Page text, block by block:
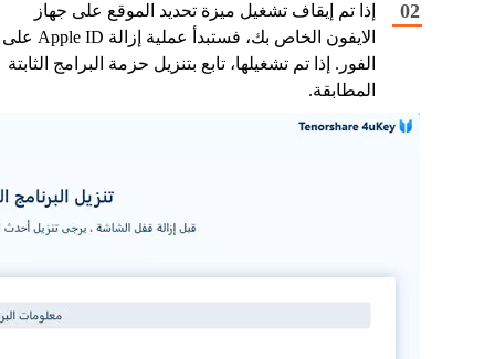
إذا تم إيقاف تشغيل ميزة تحديد الموقع على جهاز
الايفون الخاص بك، فستبدأ عملية إزالة Apple ID على
الفور. إذا تم تشغيلها، تابع بتنزيل حزمة البرامج الثابتة
المطابقة.